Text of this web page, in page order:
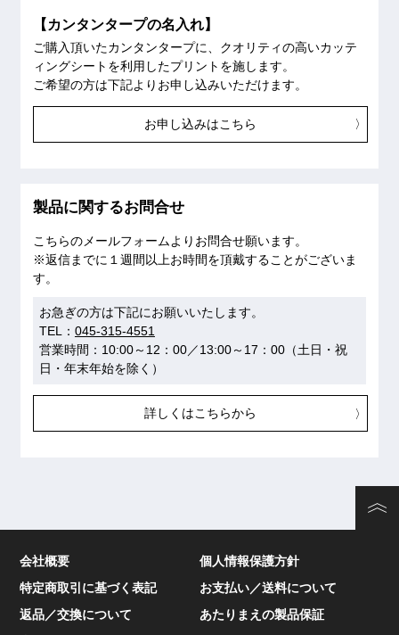
【カンタンタープの名入れ】
ご購入頂いたカンタンタープに、クオリティの高いカッテ
ィングシートを利用したプリントを施します。
ご希望の方は下記よりお申し込みいただけます。
お申し込みはこちら
製品に関するお問合せ
こちらのメールフォームよりお問合せ願います。
※返信までに１週間以上お時間を頂戴することがございま
す。
お急ぎの方は下記にお願いいたします。
TEL： 045-315-4551
営業時間：10:00～12：00／13:00～17：00（土日・祝
日・年末年始を除く）
詳しくはこちらから
会社概要
個人情報保護方針
特定商取引に基づく表記
お支払い／送料について
返品／交換について
あたりまえの製品保証